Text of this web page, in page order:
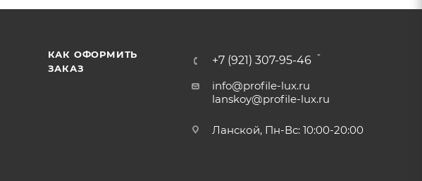
КАК ОФОРМИТЬ
ЗАКАЗ
+7 (921) 307-95-46
info@profile-lux.ru
lanskoy@profile-lux.ru
Ланской, Пн-Вс: 10:00-20:00